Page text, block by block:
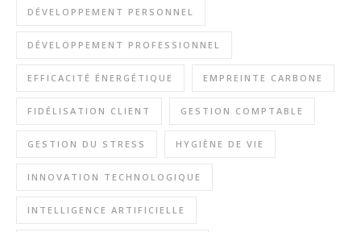
DÉVELOPPEMENT PERSONNEL
DÉVELOPPEMENT PROFESSIONNEL
EFFICACITÉ ÉNERGÉTIQUE EMPREINTE CARBONE
FIDÉLISATION CLIENT GESTION COMPTABLE
GESTION DU STRESS HYGIÈNE DE VIE
INNOVATION TECHNOLOGIQUE
INTELLIGENCE ARTIFICIELLE